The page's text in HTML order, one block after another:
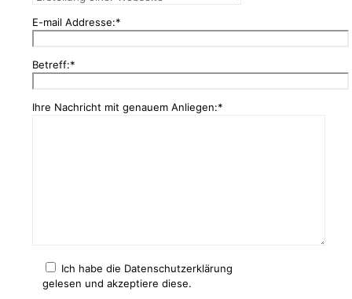
E-mail Addresse:*
Betreff:*
Ihre Nachricht mit genauem Anliegen:*
Ich habe die Datenschutzerklärung
gelesen und akzeptiere diese.